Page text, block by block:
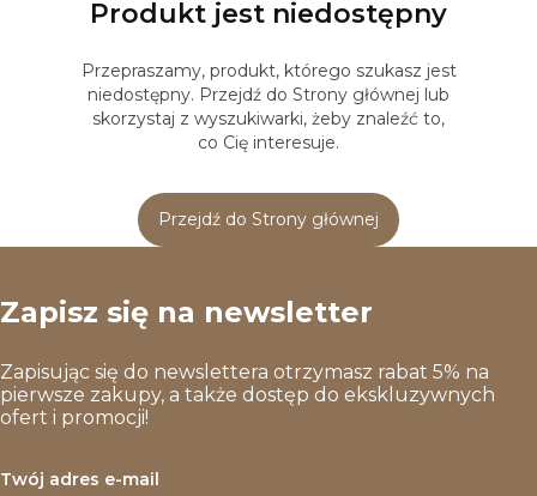
Produkt jest niedostępny
Przepraszamy, produkt, którego szukasz jest
niedostępny. Przejdź do Strony głównej lub
skorzystaj z wyszukiwarki, żeby znaleźć to,
co Cię interesuje.
Przejdź do Strony głównej
Zapisz się na newsletter
Zapisując się do newslettera otrzymasz rabat 5% na
pierwsze zakupy, a także dostęp do ekskluzywnych
ofert i promocji!
Twój adres e-mail